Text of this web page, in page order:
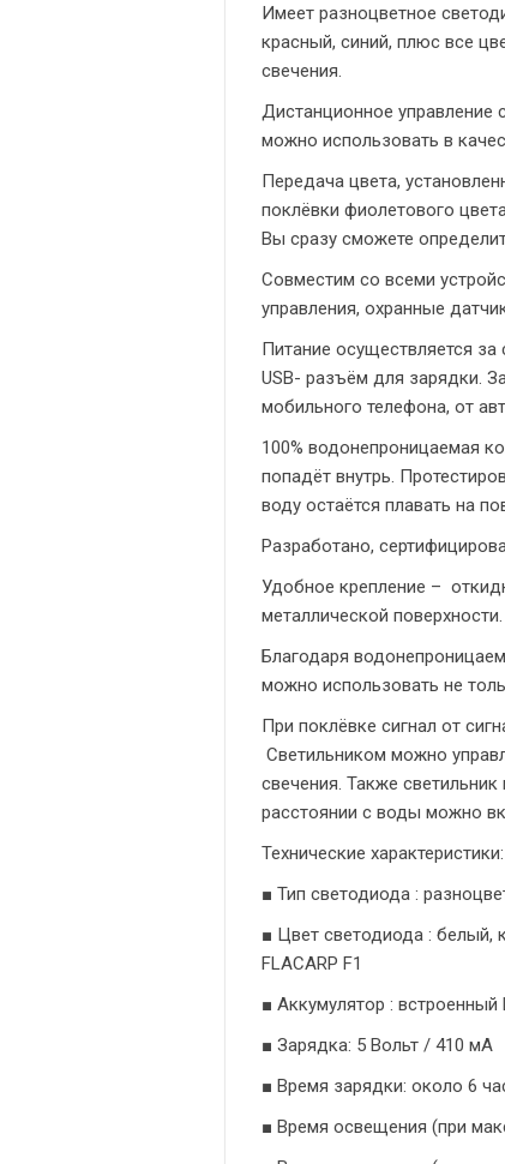
Имеет разноцветное
красный, синий, плюс все
свечения.
Дистанционное управление
можно использовать в
Передача цвета,
поклёвки фиолетового
Вы сразу сможете
Совместим со всеми
управления, охранные
Питание осуществляется
USB- разъём для зарядки.
мобильного телефона, от
100% водонепроницаемая
попадёт внутрь.
воду остаётся плавать на
Разработано,
Удобное крепление –
металлической поверхности.
Благодаря
можно использовать не
При поклёвке сигнал от
Светильником можно
свечения. Также
расстоянии с воды можно
Технические характеристики:
■ Тип светодиода :
■ Цвет светодиода : белый,
FLACARP F1
■ Аккумулятор :
■ Зарядка: 5 Вольт / 410 мА
■ Время зарядки: около 6
■ Время освещения (при